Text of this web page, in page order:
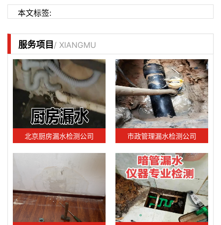
本文标签:
服务项目 / XIANGMU
北京厨房漏水检测公司 市政管理漏水检测公司